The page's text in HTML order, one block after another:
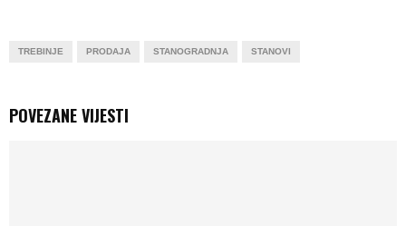
TREBINJE PRODAJA STANOGRADNJA STANOVI
POVEZANE VIJESTI